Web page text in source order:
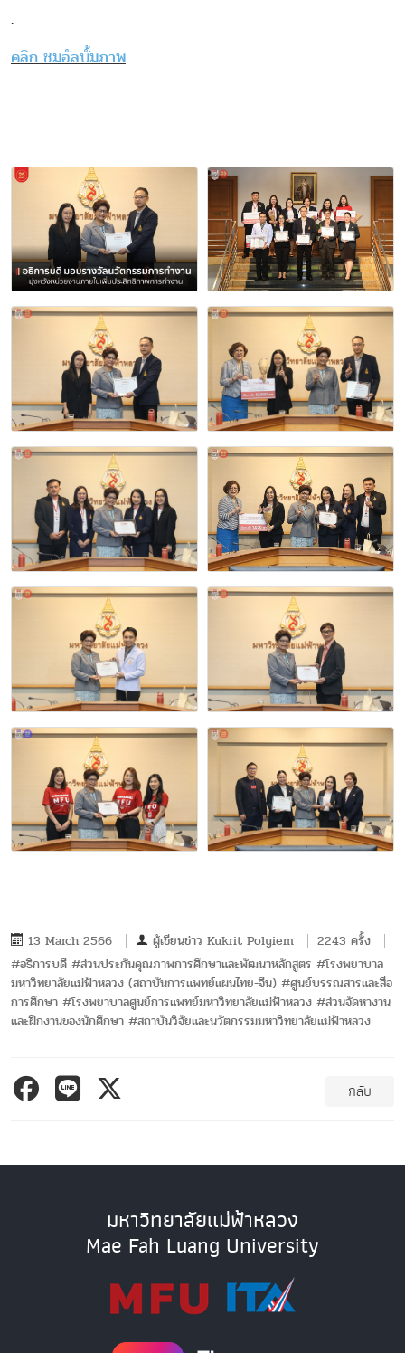
.
คลิก ชมอัลบั้มภาพ
13 March 2566 ผู้เขียนข่าว Kukrit Polyiem
2243 ครั้ง
#อธิการบดี #ส่วนประกันคุณภาพการศึกษาและพัฒนาหลักสูตร #โรงพยาบาล
มหาวิทยาลัยแม่ฟ้าหลวง (สถาบันการแพทย์แผนไทย-จีน) #ศูนย์บรรณสารและสื่อ
การศึกษา #โรงพยาบาลศูนย์การแพทย์มหาวิทยาลัยแม่ฟ้าหลวง #ส่วนจัดหางาน
และฝึกงานของนักศึกษา #สถาบันวิจัยและนวัตกรรมมหาวิทยาลัยแม่ฟ้าหลวง
กลับ
มหาวิทยาลัยแม่ฟ้าหลวง
Mae Fah Luang University